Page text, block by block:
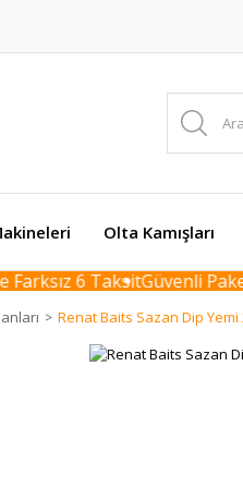
Olta Kamışları
6 TaksitGüvenli
Renat Baits Sazan Dip Yemi